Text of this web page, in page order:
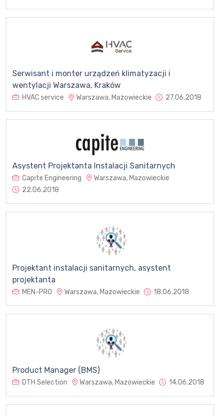
Serwisant i monter urządzeń klimatyzacji i
wentylacji Warszawa, Kraków
HVAC service Warszawa, Mazowieckie 27.06.2018
Asystent Projektanta Instalacji Sanitarnych
Capite Engineering
Warszawa, Mazowieckie
22.06.2018
Projektant instalacji sanitarnych, asystent
projektanta
MEN-PRO Warszawa, Mazowieckie 18.06.2018
Product Manager (BMS)
DTH Selection Warszawa, Mazowieckie 14.06.2018